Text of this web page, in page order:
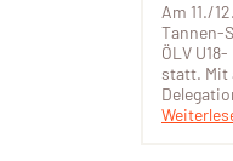
Am 11./
Tannen-
ÖLV
statt. Mit